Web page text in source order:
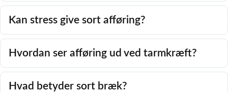
Kan stress give sort afføring?
Hvordan ser afføring ud ved tarmkræft?
Hvad betyder sort bræk?